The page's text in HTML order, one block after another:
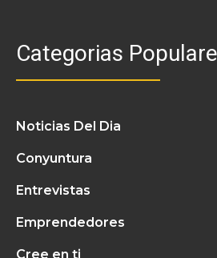
Categorias
Noticias Del Dia
Conyuntura
Entrevistas
Emprendedores
Cree en ti